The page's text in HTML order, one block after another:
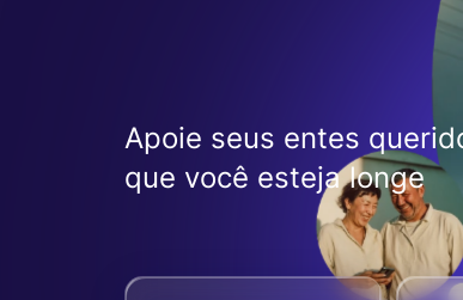
Apoie seus entes
que você esteja longe